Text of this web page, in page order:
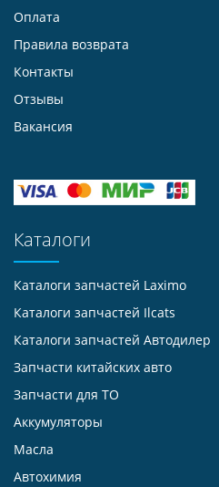
Оплата
Правила возврата
Контакты
Отзывы
Вакансия
Каталоги
Каталоги запчастей Laximo
Каталоги запчастей Ilcats
Каталоги запчастей Автодилер
Запчасти китайских авто
Запчасти для ТО
Аккумуляторы
Масла
Автохимия